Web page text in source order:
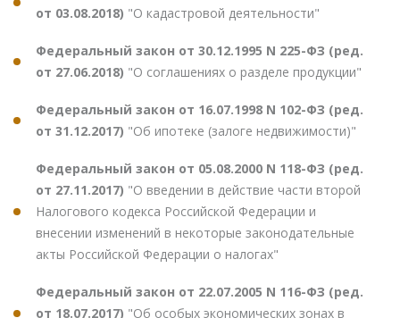
от 03.08.2018) "О кадастровой деятельности"
Федеральный закон от 30.12.1995 N 225-ФЗ (ред.
от 27.06.2018) "О соглашениях о разделе продукции"
Федеральный закон от 16.07.1998 N 102-ФЗ (ред.
от 31.12.2017) "Об ипотеке (залоге недвижимости)"
Федеральный закон от 05.08.2000 N 118-ФЗ (ред.
от 27.11.2017) "О введении в действие части второй
Налогового кодекса Российской Федерации и
внесении изменений в некоторые законодательные
акты Российской Федерации о налогах"
Федеральный закон от 22.07.2005 N 116-ФЗ (ред.
от 18.07.2017) "Об особых экономических зонах в